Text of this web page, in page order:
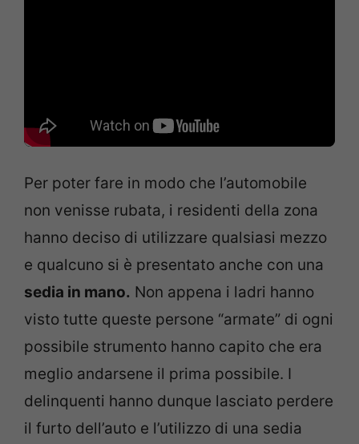
Per poter fare in modo che l’automobile
non venisse rubata, i residenti della zona
hanno deciso di utilizzare qualsiasi mezzo
e qualcuno si è presentato anche con una
sedia in mano. Non appena i ladri hanno
visto tutte queste persone “armate” di ogni
possibile strumento hanno capito che era
meglio andarsene il prima possibile. I
delinquenti hanno dunque lasciato perdere
il furto dell’auto e l’utilizzo di una sedia